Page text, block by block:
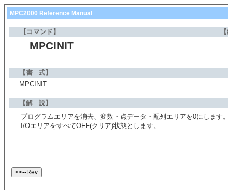
MPC2000 Reference Manual
【コマンド】
MPCINIT
【書 式】
MPCINIT
【解 説】
プログラムエリアを消去、変数・点データ・配列エリアを0にします
I/OエリアをすべてOFF(クリア)状態とします。